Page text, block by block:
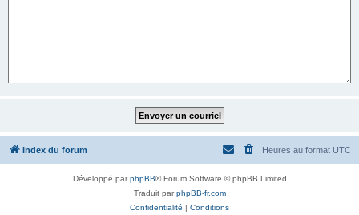
Index du forum Heures au format UTC
Développé parphpBB® Forum Software © phpBB Limited
Traduit parphpBB-fr.com
Confidentialité | Conditions